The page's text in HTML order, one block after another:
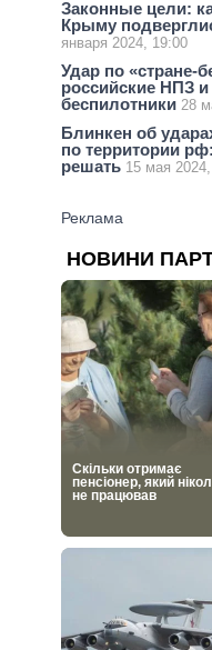
Законные цели:
Крыму
января 2024, 19:00
Удар по «стране-
российские НПЗ
беспилотники 28
Блинкен об
по территории
решать 15 мая